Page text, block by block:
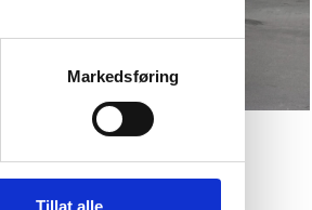
Markedsføring
Tillat alle